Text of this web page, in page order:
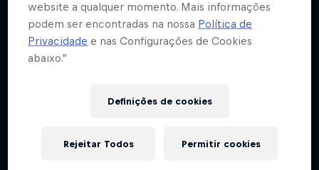
website a qualquer momento. Mais informações
podem ser encontradas na nossa Política de
Privacidade e nas Configurações de Cookies
abaixo.”
Definições de cookies
Rejeitar Todos Permitir cookies